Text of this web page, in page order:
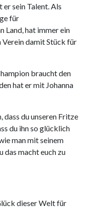
sein Talent. Als
für
Land, hat immer ein
Verein damit Stück für
braucht den
hat er mit Johanna
dass du unseren Fritze
du ihn so glücklich
man mit seinem
das macht euch zu
dieser Welt für